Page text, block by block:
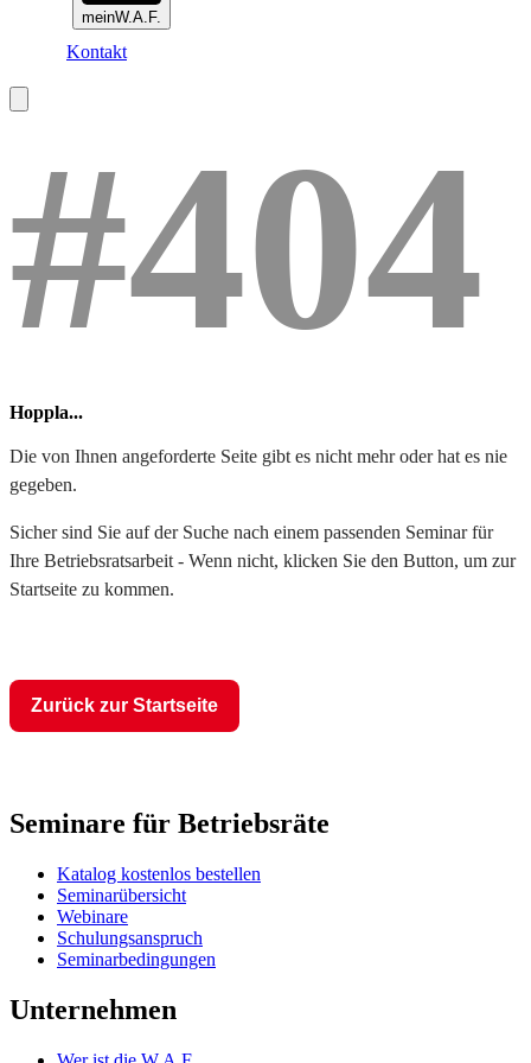
meinW.A.F.
Kontakt
#404
Hoppla...
Die von Ihnen angeforderte Seite gibt es nicht mehr oder hat es nie
gegeben.
Sicher sind Sie auf der Suche nach einem passenden Seminar für
Ihre Betriebsratsarbeit - Wenn nicht, klicken Sie den Button, um zur
Startseite zu kommen.
Zurück zur Startseite
Seminare für Betriebsräte
Katalog kostenlos bestellen
Seminarübersicht
Webinare
Schulungsanspruch
Seminarbedingungen
Unternehmen